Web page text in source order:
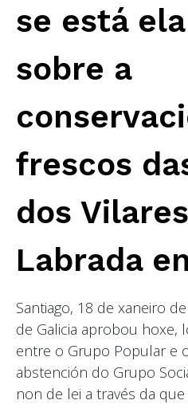
se está
sobre a
frescos
dos
Labrada
Santiago, 18 de xaneiro
de Galicia aprobou hoxe,
entre o Grupo Popular e
abstención do Grupo
non de lei a través da